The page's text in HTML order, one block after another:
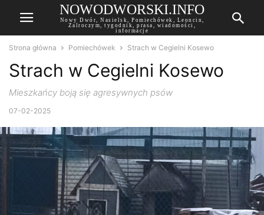
NOWODWORSKI.INFO
Nowy Dwór, Nasielsk, Pomiechówek, Leoncin,
Zalroczym, tygodnik, prasa, wiadomości,
informacje
Strona główna Pomiechówek Strach w Cegielni Kosewo
Strach w Cegielni Kosewo
Mieszkańcy boją się agresywnych psów
07-02-2025